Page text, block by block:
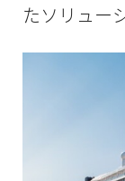
たソリュー